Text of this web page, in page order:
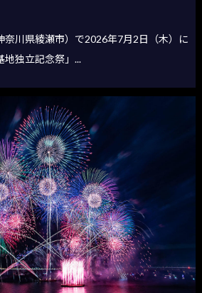
奈川県綾瀬市）で2026年7月2日（木）に
地独立記念祭」...